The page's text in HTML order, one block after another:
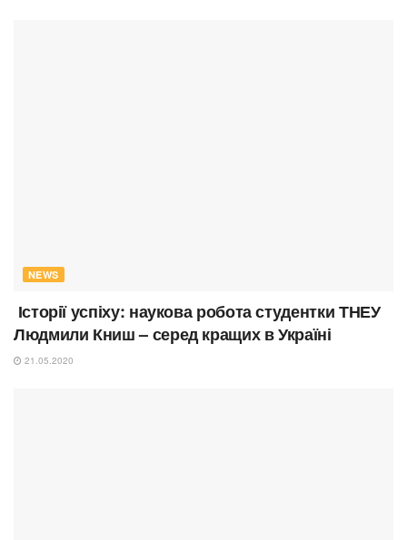
NEWS
Історії успіху: наукова робота студентки ТНЕУ
Людмили Книш – серед кращих в Україні
21.05.2020